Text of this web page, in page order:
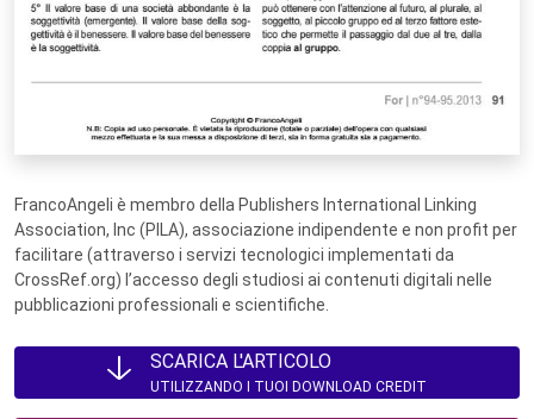
FrancoAngeli è membro della Publishers International Linking
Association, Inc (PILA), associazione indipendente e non profit per
facilitare (attraverso i servizi tecnologici implementati da
CrossRef.org) l’accesso degli studiosi ai contenuti digitali nelle
pubblicazioni professionali e scientifiche.
SCARICA L'ARTICOLO
UTILIZZANDO I TUOI DOWNLOAD CREDIT